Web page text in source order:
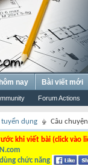
Forum Actions
nay Bài viết mới
tuyển dụng Câu
khi viết bài (click vào
chức năng